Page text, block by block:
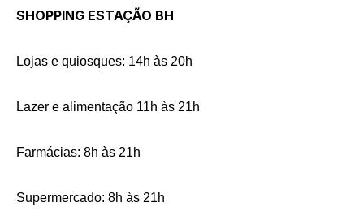
SHOPPING ESTAÇÃO BH
Lojas e quiosques: 14h às 20h
Lazer e alimentação 11h às 21h
Farmácias: 8h às 21h
Supermercado: 8h às 21h